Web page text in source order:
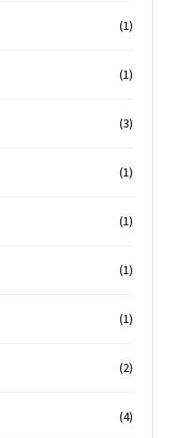
(1)
(1)
(3)
(1)
(1)
(1)
(1)
(2)
(4)